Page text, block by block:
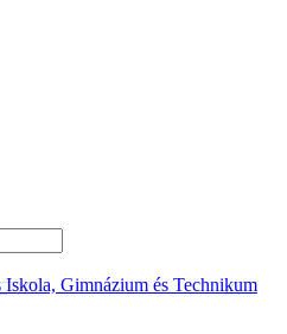
Gimnázium és Technikum